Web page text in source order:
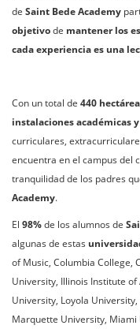
de Saint Bede Academy
objetivode mantener los
cada experiencia es una
Con un total de 440
instalaciones académicas
curriculares,
encuentra en el campus del
tranquilidad de los padres
Academy.
El 98%de los alumnos de
algunas de estas
of Music, Columbia College,
University, Illinois Institute of
University, Loyola
Marquette University, Miami